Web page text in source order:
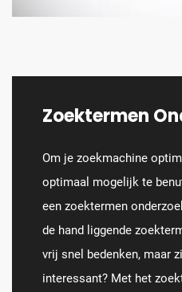
Zoektermen
Om je zoekmachine
optimaal mogelijk te
een zoektermen
de hand liggende
vrij snel bedenken, maar
interessant? Met het